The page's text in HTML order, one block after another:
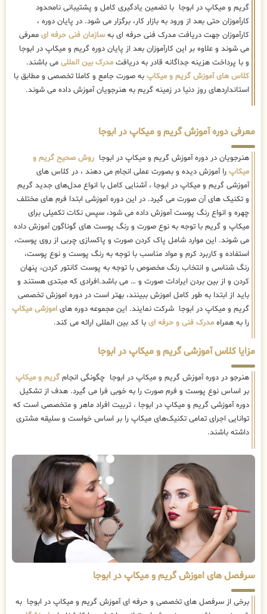
گریم و میکاپ در ابوجا با تضمین یادگیری کامل و پشتیبانی نامحدود
کارآموزان حتی بعد از ورود به بازار کار، برگزار می شود. در پایان دوره ،
کارآموزان جهت دریافت مدرک فنی حرفه ای بهسازمان فنی حرفه ای معرفی
می شوند و علاوه بر این کارآموزان بعد از پایان دوره گریم و میکاپ در ابوجا
و با پرداخت هزینه جداگانه قادر به دریافت مدرک بین المللی می باشند.
کلاس های آموزش گریم و میکاپ به صورت جامع و کاملا تخصصی و مطابق با
استانداردهای روز دنیا در زمینه گریم به هنرجویان آموزش داده می شوند.
معرفی دوره آموزش گریم و میکاپ در ابوجا
هنرجویان در دوره آموزش گریم و میکاپ در ابوجا روش صحیح گریم و
میکاپ را آموزش دیده و بصورت عملی انجام می دهند ، در کلاس های
آموزشی گریم و میکاپ در ابوجا ، آشنایی کامل با انواع مدل‌های جدید گریم
و تکنیک های آن صورت می گیرد. در این دوره آموزشی ابتدا فرم های مختلف
چهره و انواع رنگ پوست آموزش داده می شود، سپس نکات تکمیلی برای
میکاپ و گریم با توجه به نوع صورت و رنگ پوست های گوناگون آموزش داده
می شوند. این موارد شامل پاک کردن صورت و پاکسازی چربی از روی پوست،
استفاده و کاربرد کرم و مواد مناسب با توجه به رنگ پوست و نوع پوست،
رنگ شناسی و انتخاب رنگ مخصوص با توجه به پوست کانتور کردن، پنهان
کردن و از بین بردن ایرادات صورت و … می باشد.افرادی که مبتدی هستند و
باید از ابتدا به طور کامل اموزش ببینند، بهتر است در دوره اموزش تخصصی
گریم و میکاپ در ابوجا شرکت نمایند. این مجموعه دوره های اموزشی میکاپ
را به همراه مدرک فنی و حرفه ای با کد بین المللی ارائه می کند.
مزایا کلاس آموزشی گریم و میکاپ در ابوجا
هنرجو در دوره آموزش گریم و میکاپ در ابوجا چگونگی انجام گریم و میکاپ
بر اساس نوع پوست و فرم صورت را به خوبی فرا می گیرد. هدف از تشکیل
دوره آموزشی گریم و میکاپ در ابوجا ، تربیت افراد ماهر و متخصصی است که
توانایی اجرای تمامی تکنیک‌های میکاپ را بر اساس خواست و سلیقه مشتری
داشته باشند.
سرفصل های اموزش گریم و میکاپ در ابوجا
برخی از سرفصل های تخصصی و حرفه ای آموزش گریم و میکاپ در ابوجا به